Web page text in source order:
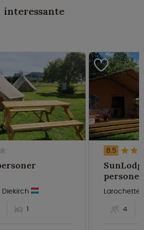
interessante
- 2 personer
1
8.5
personer
4